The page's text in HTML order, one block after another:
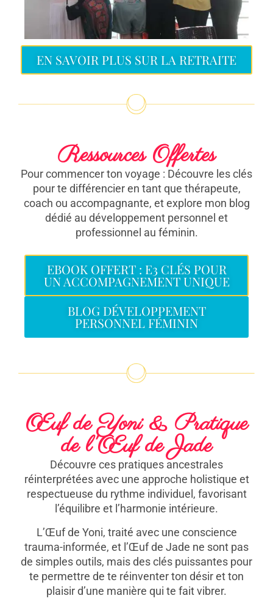
EN SAVOIR PLUS SUR LA RETRAITE
Ressources Offertes
Pour commencer ton voyage : Découvre les clés
pour te différencier en tant que thérapeute,
coach ou accompagnante, et explore mon blog
dédié au développement personnel et
professionnel au féminin.
EBOOK OFFERT : E3 CLÉS POUR
UN ACCOMPAGNEMENT UNIQUE
BLOG DÉVELOPPEMENT
PERSONNEL FÉMININ
Œuf de Yoni & Pratique
de l'Œuf de Jade
Découvre ces pratiques ancestrales
réinterprétées avec une approche holistique et
respectueuse du rythme individuel, favorisant
l’équilibre et l’harmonie intérieure.
L’Œuf de Yoni, traité avec une conscience
trauma-informée, et l’Œuf de Jade ne sont pas
de simples outils, mais des clés puissantes pour
te permettre de te réinventer ton désir et ton
plaisir d’une manière qui te fait vibrer.